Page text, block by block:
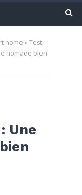
home »Test
nomade bien
Une